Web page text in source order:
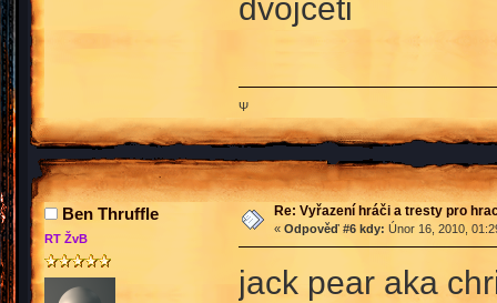
dvojceti
Ψ
Ben Thruffle
RT ŽvB
Re: Vyřazení hráči a tresty pro
« Odpověď #6 kdy: Únor 16, 2010,
jack pear aka